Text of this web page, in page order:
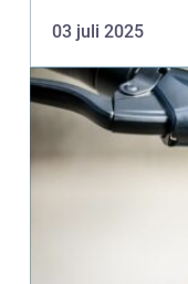
03 juli 2025